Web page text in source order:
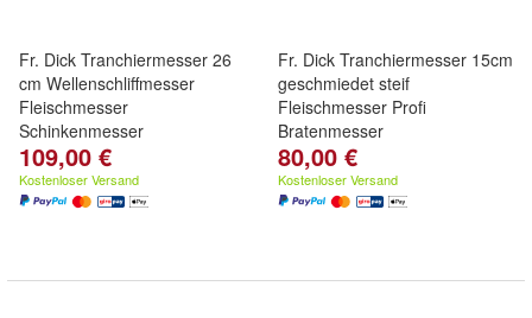
Fr. Dick Tranchiermesser 26
cm Wellenschliffmesser
Fleischmesser
Schinkenmesser
109,00 €
Kostenloser Versand
Fr. Dick Tranchiermesser 15cm
geschmiedet steif
Fleischmesser Profi
Bratenmesser
80,00 €
Kostenloser Versand